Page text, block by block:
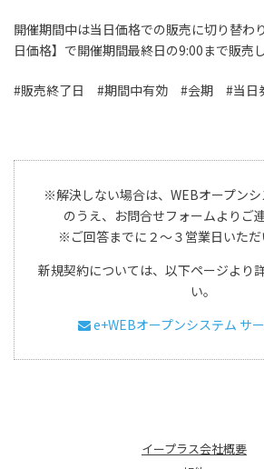
開催期間中は当日価格での販売に切り替わ
日価格】で開催期間最終日の9:00まで販売し
#販売終了日 #期間中有効 #会期 #当
※解決しない場合は、WEBオープン
のうえ、お問合せフォームよりご
※ご回答までに２～３営業日いただ
新規契約については、以下ページより
い。
e+WEBオープンシステム サ
イープラス会社概要